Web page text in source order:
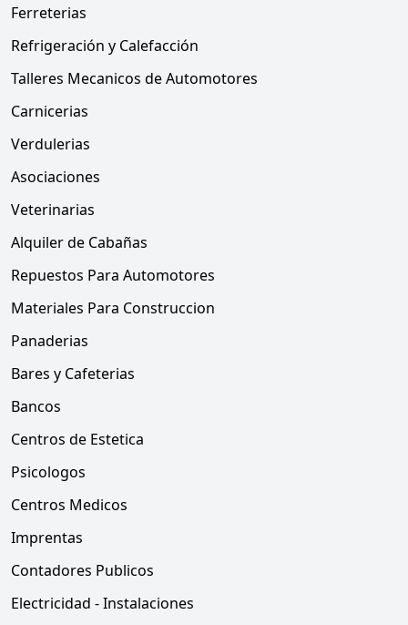
Ferreterias
Refrigeración y Calefacción
Talleres Mecanicos de Automotores
Carnicerias
Verdulerias
Asociaciones
Veterinarias
Alquiler de Cabañas
Repuestos Para Automotores
Materiales Para Construccion
Panaderias
Bares y Cafeterias
Bancos
Centros de Estetica
Psicologos
Centros Medicos
Imprentas
Contadores Publicos
Electricidad - Instalaciones